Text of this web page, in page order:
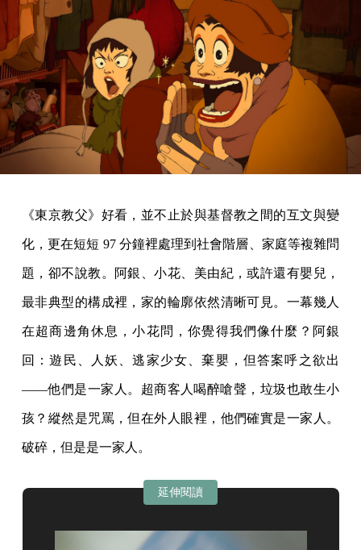
《東京教父》好看，並不止於與基督教之間的互文與變
化，更在短短 97 分鐘裡處理到社會階層、家庭等複雜問
題，卻不說教。阿銀、小花、美由紀，或許還有嬰兒，
最非典型的構成裡，家的輪廓依然清晰可見。一幕幾人
在超商邊角休息，小花問，你覺得我們像什麼？阿銀
回：遊民、人妖、逃家少女、棄嬰，但答案呼之欲出
——他們是一家人。超商客人喝醉嗆聲，垃圾也敢生小
孩？縱然是咒罵，但在外人眼裡，他們確實是一家人。
破碎，但是是一家人。
延伸閱讀